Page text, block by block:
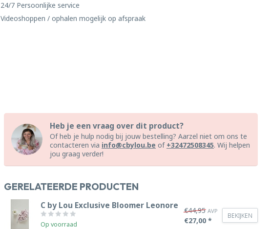
24/7 Persoonlijke service
Videoshoppen / ophalen mogelijk op afspraak
Heb je een vraag over dit product?
Of heb je hulp nodig bij jouw bestelling? Aarzel niet om ons te
contacteren via info@cbylou.be of +32472508345. Wij helpen
jou graag verder!
GERELATEERDE PRODUCTEN
C by Lou Exclusive Bloomer Leonore
Op voorraad
€44,95 AVP
€27,00 *
BEKIJKEN